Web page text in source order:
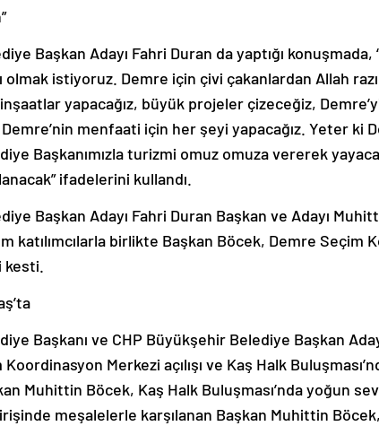
Başkan Adayı Fahri Duran da yaptığı konuşmada,
olmak istiyoruz. Demre için çivi çakanlardan Allah
yapacağız, büyük projeler çizeceğiz,
menfaati için her şeyi yapacağız. Yeter ki
Başkanımızla turizmi omuz omuza vererek
ifadelerini kullandı.
Başkan Adayı Fahri Duran Başkan ve Adayı
katılımcılarla birlikte Başkan Böcek, Demre Seçim
kesti.
Başkanı ve CHP Büyükşehir Belediye Başkan
Merkezi açılışı ve Kaş Halk
Muhittin Böcek, Kaş Halk Buluşması’nda yoğun
meşalelerle karşılanan Başkan Muhittin